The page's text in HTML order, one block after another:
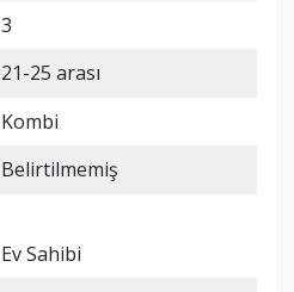
3
21-25 arası
Kombi
Belirtilmemiş
Ev Sahibi